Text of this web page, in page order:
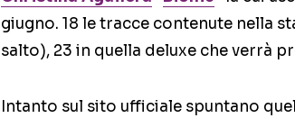
giugno. 18 le tracce contenute nella
salto), 23 in quella deluxe che verrà
Intanto sul sito ufficiale spuntano